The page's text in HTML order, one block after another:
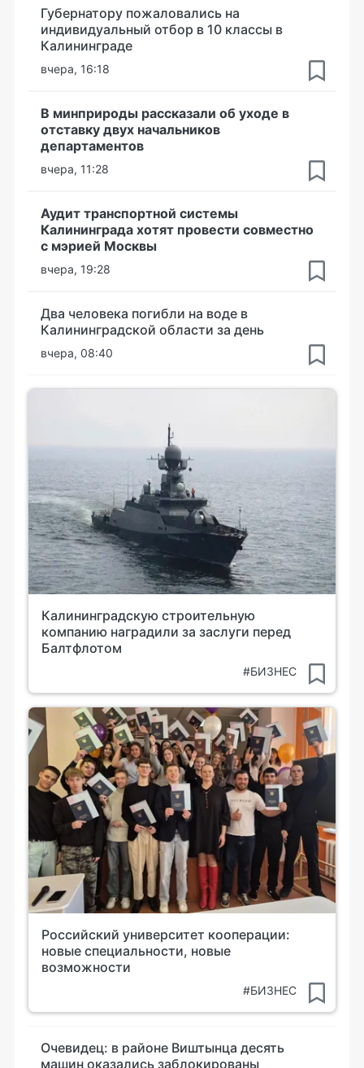
Губернатору пожаловались на
индивидуальный отбор в 10 классы в
Калининграде
вчера, 16:18
В минприроды рассказали об уходе в
отставку двух начальников
департаментов
вчера, 11:28
Аудит транспортной системы
Калининграда хотят провести совместно
с мэрией Москвы
вчера, 19:28
Два человека погибли на воде в
Калининградской области за день
вчера, 08:40
Калининградскую строительную
компанию наградили за заслуги перед
Балтфлотом
#БИЗНЕС
Российский университет кооперации:
новые специальности, новые
возможности
#БИЗНЕС
Очевидец: в районе Виштынца десять
машин оказались заблокированы